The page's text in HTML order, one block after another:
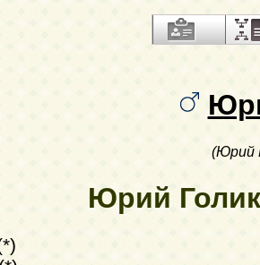
(Юрий
Юрий